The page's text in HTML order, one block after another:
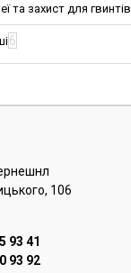
та захист для гвинтів
6
106
93 41
93 92